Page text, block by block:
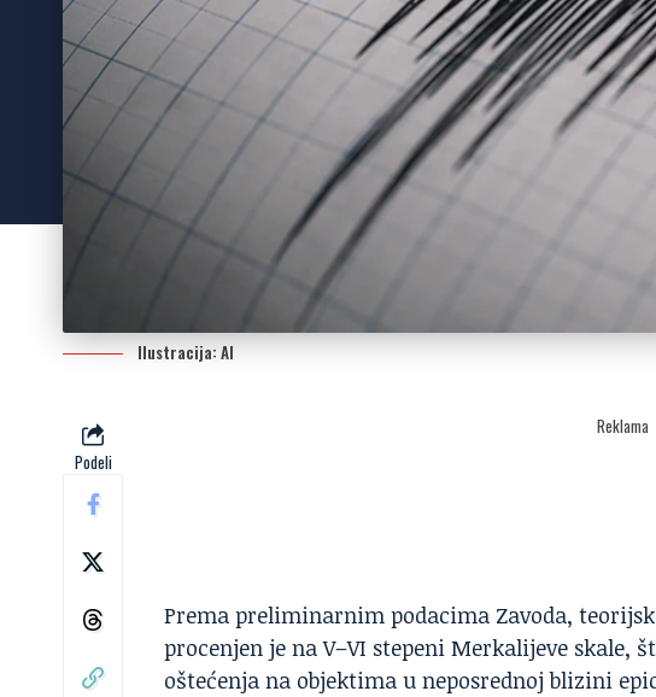
Ilustracija: AI
Podeli
Reklama
Prema preliminarnim podacima Zavoda,
procenjen je na V–VI stepeni Merkalijeve skale,
oštećenja na objektima u neposrednoj blizini